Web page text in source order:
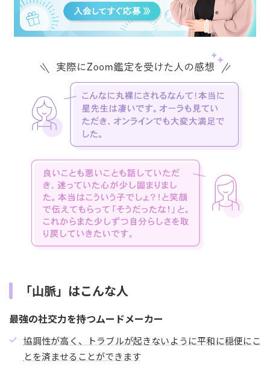
「山脈」はこんな人
最強の社交力を持つムードメーカー
協調性が高く、トラブルが起きないように平和に穏便にこ
とを済ませることができます